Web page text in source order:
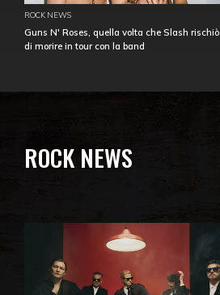
ROCK NEWS
Guns N' Roses, quella volta che Slash rischiò
di morire in tour con la band
ROCK NEWS